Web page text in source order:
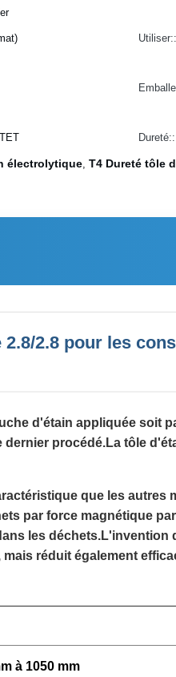
Utiliser::
Dureté::
électrolytique, T4 Dureté tôle
2.8 pour les
d'étain appliquée
procédé.La tôle
que les
par force magnétique
les
réduit également
à 1050 mm